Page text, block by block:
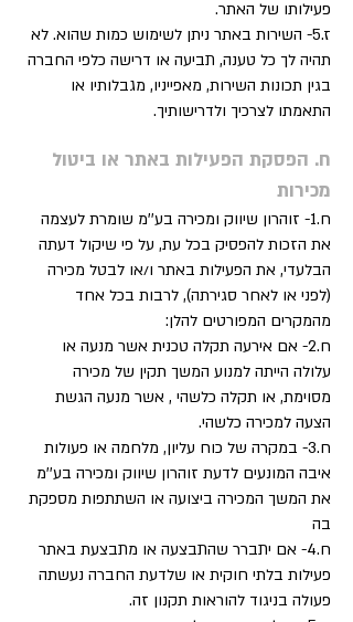
פעילותו של האתר.
ז.5- השירות באתר ניתן לשימוש כמות שהוא. לא
תהיה לך כל טענה, תביעה או דרישה כלפי החברה
בגין תכונות השירות, מאפייניו, מגבלותיו או
התאמתו לצרכיך ולדרישותיך.
ח. הפסקת הפעילות באתר או ביטול
מכירות
ח.1- זוהרון שיווק ומכירה בע''מ שומרת לעצמה
את הזכות להפסיק בכל עת, על פי שיקול דעתה
הבלעדי, את הפעילות באתר ו/או לבטל מכירה
(לפני או לאחר סגירתה), לרבות בכל אחד
מהמקרים המפורטים להלן:
ח.2- אם אירעה תקלה טכנית אשר מנעה או
עלולה הייתה למנוע המשך תקין של מכירה
מסוימת, או תקלה כלשהי , אשר מנעה הגשת
הצעה למכירה כלשהי.
ח.3- במקרה של כוח עליון, מלחמה או פעולות
איבה המונעים לדעת זוהרון שיווק ומכירה בע''מ
את המשך המכירה ביצועה או השתתפות מספקת
בה
ח.4- אם יתברר שהתבצעה או מתבצעת באתר
פעילות בלתי חוקית או שלדעת החברה נעשתה
פעולה בניגוד להוראות תקנון זה.